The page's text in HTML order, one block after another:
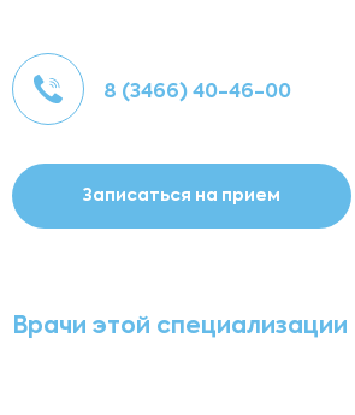
8 (3466) 40-46-00
Записаться на прием
Врачи этой специализации